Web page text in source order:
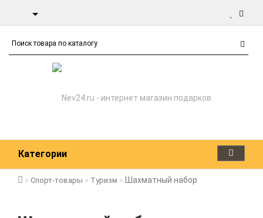
Категории
Спорт-товары Туризм Шахматный набор